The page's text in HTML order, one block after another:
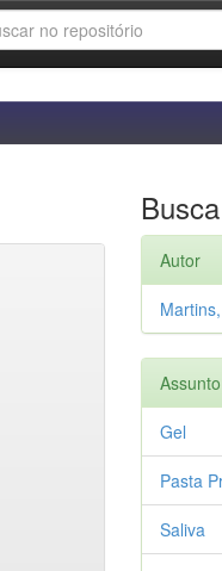
Autor
Assunto
Gel
Pasta
Saliva